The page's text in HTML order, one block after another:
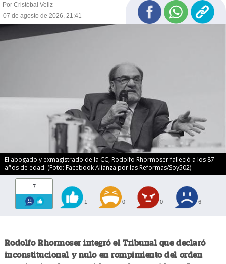
Por Cristóbal Veliz
07 de agosto de 2026, 21:41
El abogado y exmagistrado de la CC, Rodolfo Rhormoser falleció a los 87
años de edad. (Foto: Facebook Alianza por las Reformas/Soy502)
7
1 0 0 6
Rodolfo Rhormoser integró el Tribunal que declaró
inconstitucional y nulo en rompimiento del orden